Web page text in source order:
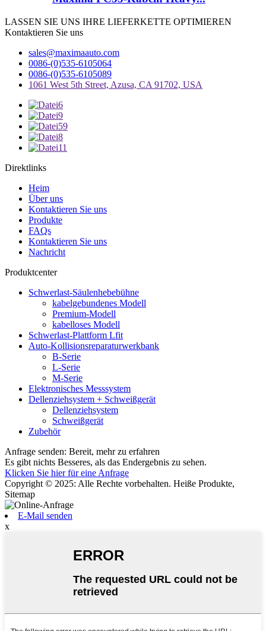
LASSEN SIE UNS IHRE LIEFERKETTE OPTIMIEREN
Kontaktieren Sie uns
sales@maximaauto.com
0086-(0)535-6105064
0086-(0)535-6105089
1061 West 5th Street, Azusa, CA 91702, USA
Direktlinks
Heim
Über uns
Kontaktieren Sie uns
Produkte
FAQs
Kontaktieren Sie uns
Nachricht
Produktcenter
Schwerlast-Säulenhebebühne
kabelgebundenes Modell
Premium-Modell
kabelloses Modell
Schwerlast-Plattform Lfit
Auto-Kollisionsreparaturwerkbank
B-Serie
L-Serie
M-Serie
Elektronisches Messsystem
Dellenziehsystem + Schweißgerät
Dellenziehsystem
Schweißgerät
Zubehör
Anfrage senden: Bereit, mehr zu erfahren
Es gibt nichts Besseres, als das Endergebnis zu sehen.
Klicken Sie hier für eine Anfrage
Copyright © 2025: Alle Rechte vorbehalten. Heiße Produkte,
Sitemap
E-Mail senden
x